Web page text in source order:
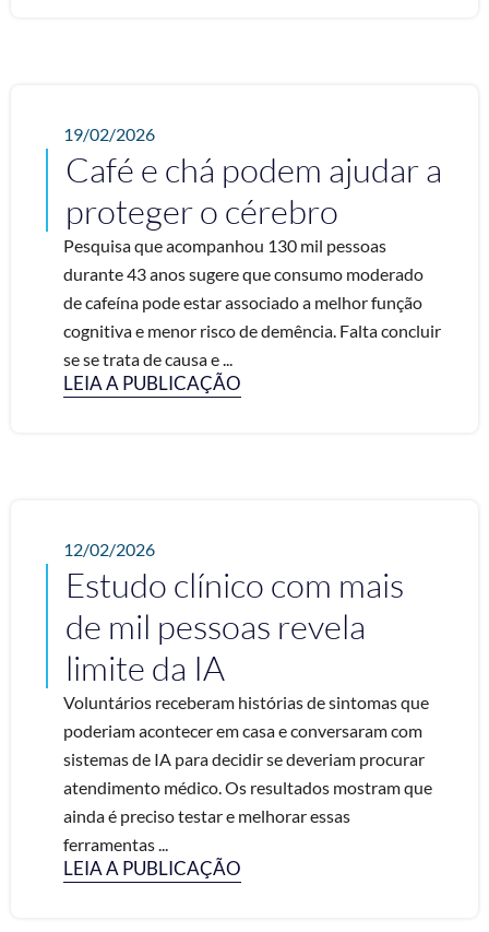
19/02/2026
Café e chá podem ajudar a
proteger o cérebro
Pesquisa que acompanhou 130 mil pessoas
durante 43 anos sugere que consumo moderado
de cafeína pode estar associado a melhor função
cognitiva e menor risco de demência. Falta concluir
se se trata de causa e ...
LEIA A PUBLICAÇÃO
12/02/2026
Estudo clínico com mais
de mil pessoas revela
limite da IA
Voluntários receberam histórias de sintomas que
poderiam acontecer em casa e conversaram com
sistemas de IA para decidir se deveriam procurar
atendimento médico. Os resultados mostram que
ainda é preciso testar e melhorar essas
ferramentas ...
LEIA A PUBLICAÇÃO